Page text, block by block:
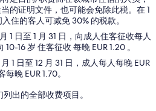
的证明文件，也可能会免除此税。在 1
入住的客人可减免 30% 的税款。
1 日至 1 月 31 日，向成人住客征收每人
16 岁 住客征收 每晚 EUR 1.20 。
1 日至 12 月 31 日，成人每人每晚 EUR
晚 EUR 1.70。
出的全部收费项目。